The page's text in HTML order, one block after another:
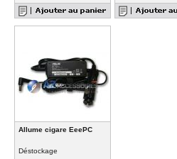
Allume cigare EeePC
Déstockage